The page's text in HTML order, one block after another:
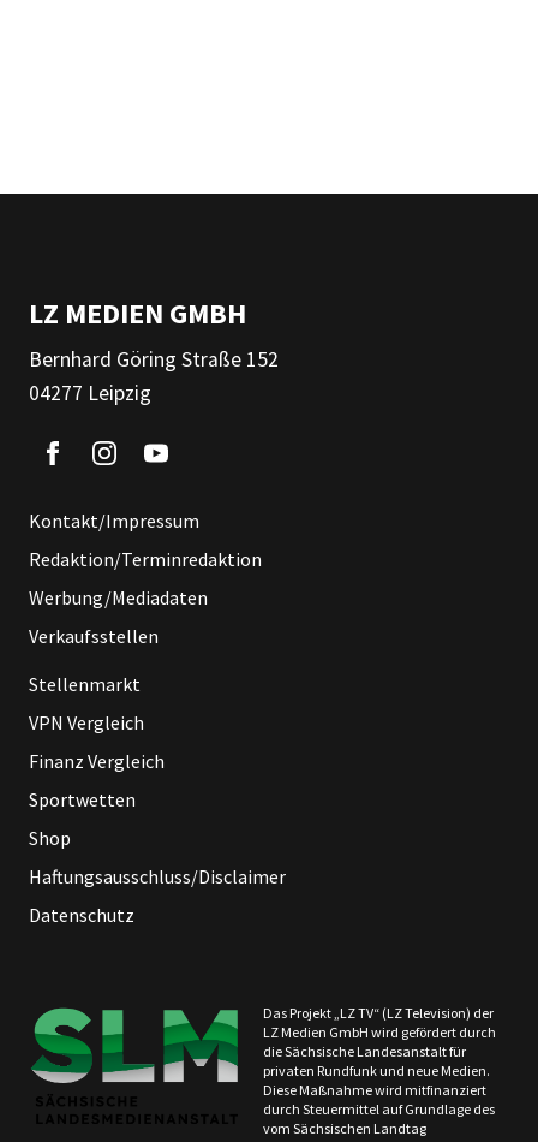
LZ MEDIEN GMBH
Bernhard Göring Straße 152
04277 Leipzig
Kontakt/Impressum
Redaktion/Terminredaktion
Werbung/Mediadaten
Verkaufsstellen
Stellenmarkt
VPN Vergleich
Finanz Vergleich
Sportwetten
Shop
Haftungsausschluss/Disclaimer
Datenschutz
Das Projekt „LZ TV“ (LZ Television) der
LZ Medien GmbH wird gefördert durch
die Sächsische Landesanstalt für
privaten Rundfunk und neue Medien.
Diese Maßnahme wird mitfinanziert
durch Steuermittel auf Grundlage des
vom Sächsischen Landtag